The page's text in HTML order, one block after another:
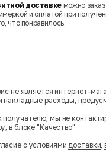
доставке можно
и оплатой при
что понравилось.
не является интернет-
накладные расходы,
мы не
в блоке "Качество".
с условиямидоставки,